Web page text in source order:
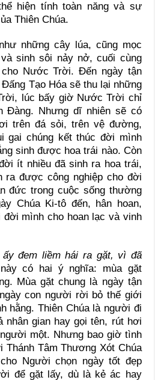
hiện tính toàn năng và sự
Thiên Chúa.
những cây lúa, cũng mọc
sinh sôi nảy nở, cuối cùng
Nước Trời. Đến ngày tận
Tạo Hóa sẽ thu lại những
lúc bấy giờ Nước Trời chỉ
Đàng. Nhưng dĩ nhiên sẽ có
trên đá sỏi, trên vệ đường,
gai chúng kết thúc đời mình
sinh được hoa trái nào. Còn
ít nhiều đã sinh ra hoa trái,
ra được công nghiệp cho đời
đức trong cuộc sống thường
Chúa Ki-tô đến, hân hoan,
đời mình cho hoan lạc và vinh
đem liềm hái ra gặt, vì đã
có hai ý nghĩa: mùa gặt
Mùa gặt chung là ngày tận
con người rời bỏ thế giới
hằng. Thiên Chúa là người đi
nhân gian hay gọi tên, rút hơi
một. Nhưng bao giờ tình
Tâm Thương Xót Chúa
Người chọn ngày tốt đẹp
để gặt lấy, dù là kẻ ác hay